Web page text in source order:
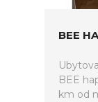
BEE
BEE
km od